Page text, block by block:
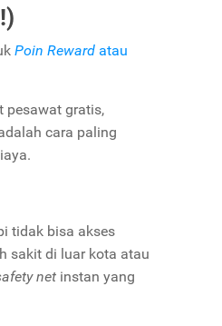
Poin Reward atau
pesawat gratis,
cara paling
tidak bisa akses
sakit di luar kota atau
net instan yang